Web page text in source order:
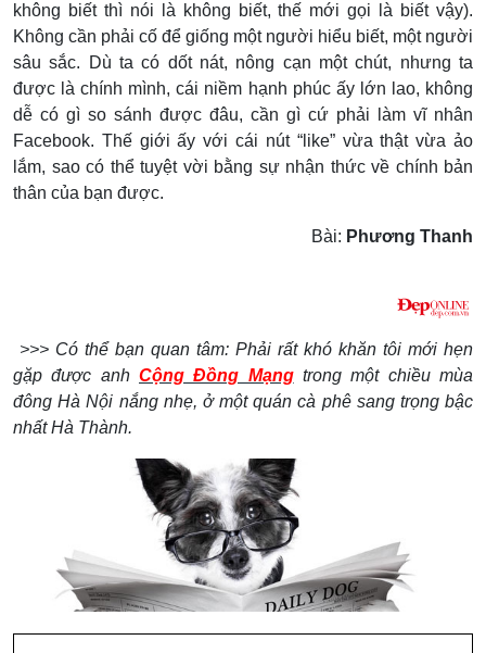
không biết thì nói là không biết, thế mới gọi là biết vậy).
Không cần phải cố để giống một người hiểu biết, một người
sâu sắc. Dù ta có dốt nát, nông cạn một chút, nhưng ta
được là chính mình, cái niềm hạnh phúc ấy lớn lao, không
dễ có gì so sánh được đâu, cần gì cứ phải làm vĩ nhân
Facebook. Thế giới ấy với cái nút “like” vừa thật vừa ảo
lắm, sao có thể tuyệt vời bằng sự nhận thức về chính bản
thân của bạn được.
Bài: Phương Thanh
>>> Có thể bạn quan tâm: Phải rất khó khăn tôi mới hẹn
gặp được anh Cộng Đồng Mạngtrong một chiều mùa
đông Hà Nội nắng nhẹ, ở một quán cà phê sang trọng bậc
nhất Hà Thành.